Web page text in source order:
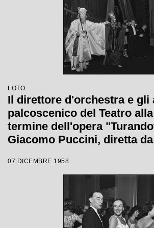
FOTO
Il direttore d'orchestra e gli
palcoscenico del Teatro
termine dell'opera
Giacomo Puccini, diretta
Wallmann, che inaugura la
lirica 1958-1959
07 DICEMBRE 1958